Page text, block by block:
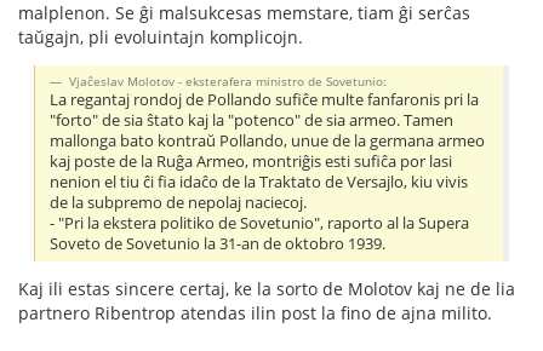
malplenon. Se ĝi malsukcesas memstare, tiam ĝi serĉas
taŭgajn, pli evoluintajn komplicojn.
Vjaĉeslav Molotov - eksterafera ministro de Sovetunio:
La regantaj rondoj de Pollando sufiĉe multe fanfaronis pri la
"forto" de sia ŝtato kaj la "potenco" de sia armeo. Tamen
mallonga bato kontraŭ Pollando, unue de la germana armeo
kaj poste de la Ruĝa Armeo, montriĝis esti sufiĉa por lasi
nenion el tiu ĉi fia idaĉo de la Traktato de Versajlo, kiu vivis
de la subpremo de nepolaj naciecoj.
- "Pri la ekstera politiko de Sovetunio", raporto al la Supera
Soveto de Sovetunio la 31-an de oktobro 1939.
Kaj ili estas sincere certaj, ke la sorto de Molotov kaj ne de lia
partnero Ribentrop atendas ilin post la fino de ajna milito.